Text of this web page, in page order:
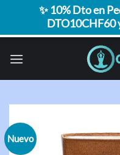
Nuevo
✨ 10% Dto en
DTO10CHF60